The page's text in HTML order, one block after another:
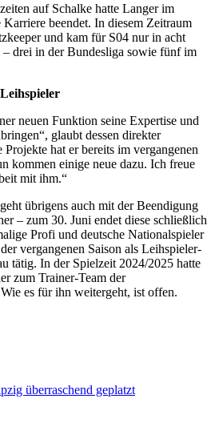
auf Schalke hatte Langer im
beendet. In diesem Zeitraum
und kam für S04 nur in acht
drei in der Bundesliga sowie fünf im
neuen Funktion seine Expertise und
glaubt dessen direkter
hat er bereits im vergangenen
kommen einige neue dazu. Ich freue
mit ihm.“
übrigens auch mit der Beendigung
– zum 30. Juni endet diese schließlich
Profi und deutsche Nationalspieler
vergangenen Saison als Leihspieler-
tätig. In der Spielzeit 2024/2025 hatte
zum Trainer-Team der
es für ihn weitergeht, ist offen.
überraschend geplatzt